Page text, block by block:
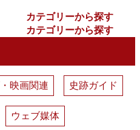
カテゴリーから探す
カテゴリーから探す
映画関連 史跡ガイド
ウェブ媒体